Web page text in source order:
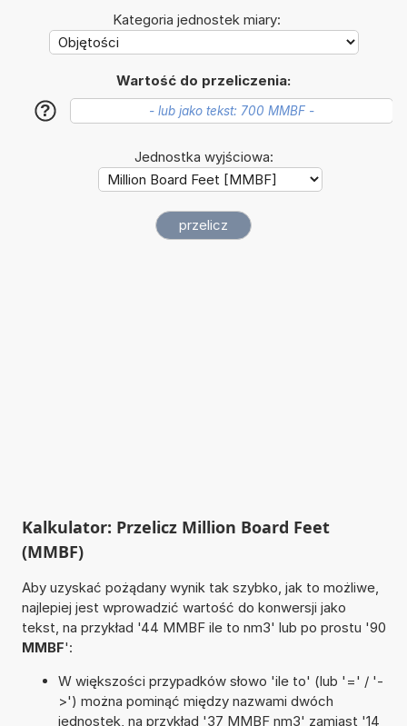
Kategoria jednostek miary:
Wartość do przeliczenia:
?
Jednostka wyjściowa:
Kalkulator: Przelicz Million Board Feet
(MMBF)
Aby uzyskać pożądany wynik tak szybko, jak to możliwe,
najlepiej jest wprowadzić wartość do konwersji jako
tekst, na przykład '44 MMBF ile to nm3' lub po prostu '90
MMBF':
W większości przypadków słowo 'ile to' (lub '=' / '-
>') można pominąć między nazwami dwóch
jednostek, na przykład '37 MMBF nm3' zamiast '14